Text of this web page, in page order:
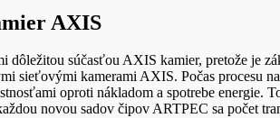
AXIS
súčasťou AXIS kamier, pretože je
sieťovými kamerami AXIS. Počas procesu
oproti nákladom a spotrebe energie.
novou sadov čipov ARTPEC sa počet